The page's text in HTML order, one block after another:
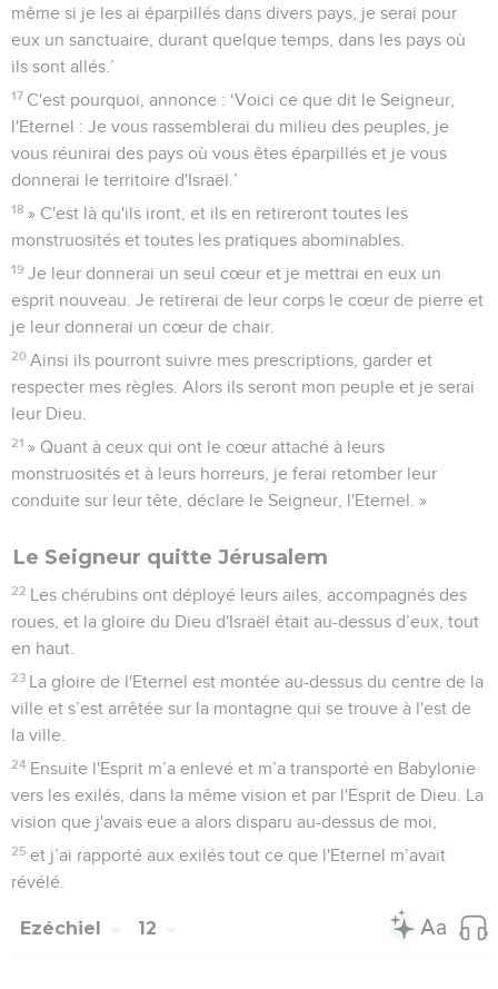
même si je les ai éparpillés dans divers pays, je serai pour
eux un sanctuaire, durant quelque temps, dans les pays où
ils sont allés.’
17 C'est pourquoi, annonce : ‘Voici ce que dit le Seigneur,
l'Eternel : Je vous rassemblerai du milieu des peuples, je
vous réunirai des pays où vous êtes éparpillés et je vous
donnerai le territoire d'Israël.’
18 » C'est là qu'ils iront, et ils en retireront toutes les
monstruosités et toutes les pratiques abominables.
19 Je leur donnerai un seul cœur et je mettrai en eux un
esprit nouveau. Je retirerai de leur corps le cœur de pierre et
je leur donnerai un cœur de chair.
20 Ainsi ils pourront suivre mes prescriptions, garder et
respecter mes règles. Alors ils seront mon peuple et je serai
leur Dieu.
21 » Quant à ceux qui ont le cœur attaché à leurs
monstruosités et à leurs horreurs, je ferai retomber leur
conduite sur leur tête, déclare le Seigneur, l'Eternel. »
Le Seigneur quitte Jérusalem
22 Les chérubins ont déployé leurs ailes, accompagnés des
roues, et la gloire du Dieu d'Israël était au-dessus d’eux, tout
en haut.
23 La gloire de l'Eternel est montée au-dessus du centre de la
ville et s’est arrêtée sur la montagne qui se trouve à l'est de
la ville.
24 Ensuite l'Esprit m’a enlevé et m’a transporté en Babylonie
vers les exilés, dans la même vision et par l'Esprit de Dieu. La
vision que j'avais eue a alors disparu au-dessus de moi,
25 et j’ai rapporté aux exilés tout ce que l'Eternel m’avait
révélé.
Ezéchiel 12